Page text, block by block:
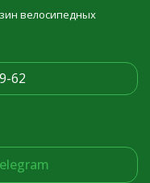
велосипедных
62